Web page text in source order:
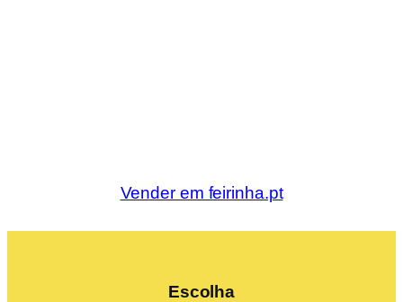
Vender em feirinha.pt
Escolha